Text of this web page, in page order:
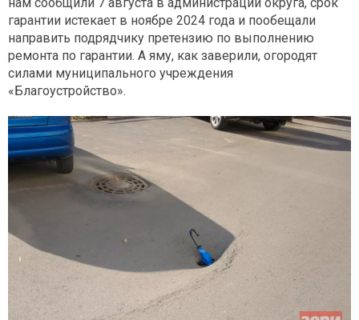
гарантии истекает в ноябре 2024 года и пообещали
направить подрядчику претензию по выполнению
ремонта по гарантии. А яму, как заверили, огородят
силами муниципального учреждения
«Благоустройство».